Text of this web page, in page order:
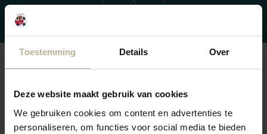
Toestemming Details Over
Deze website maakt gebruik van cookies
We gebruiken cookies om content en advertenties te
personaliseren, om functies voor social media te bieden
PrécédentSuivant
FAQ sur attractions dans les
environs